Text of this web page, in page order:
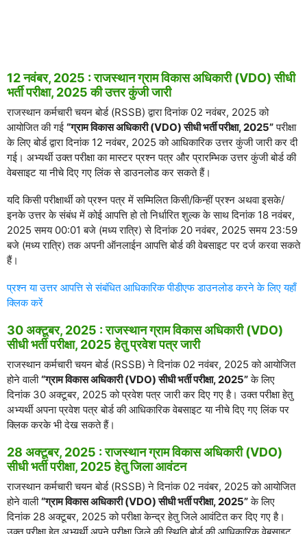
12 नवंबर, 2025 : राजस्थान ग्राम विकास अधिकारी (VDO) सीधी
भर्ती परीक्षा, 2025 की उत्तर कुंजी जारी
राजस्थान कर्मचारी चयन बोर्ड (RSSB) द्वारा दिनांक 02 नवंबर, 2025 को
आयोजित की गई “ग्राम विकास अधिकारी (VDO) सीधी भर्ती परीक्षा, 2025”परीक्षा
के लिए बोर्ड द्वारा दिनांक 12 नवंबर, 2025 को आधिकारिक उत्तर कुंजी जारी कर दी
गई। अभ्यर्थी उक्त परीक्षा का मास्टर प्रश्न पत्र और प्रारम्भिक उत्तर कुंजी बोर्ड की
वेबसाइट या नीचे दिए गए लिंक से डाउनलोड कर सकते हैं।
यदि किसी परीक्षार्थी को प्रश्न पत्र में सम्मिलित किसी/किन्हीं प्रश्न अथवा इसके/
इनके उत्तर के संबंध में कोई आपत्ति हो तो निर्धारित शुल्क के साथ दिनांक 18 नवंबर,
2025 समय 00:01 बजे (मध्य रात्रि) से दिनांक 20 नवंबर, 2025 समय 23:59
बजे (मध्य रात्रि) तक अपनी ऑनलाईन आपत्ति बोर्ड की वेबसाइट पर दर्ज करवा सकते
हैं।
प्रश्न या उत्तर आपत्ति से संबंधित आधिकारिक पीडीएफ डाउनलोड करने के लिए यहाँ
क्लिक करें
30 अक्टूबर, 2025 : राजस्थान ग्राम विकास अधिकारी (VDO)
सीधी भर्ती परीक्षा, 2025 हेतु प्रवेश पत्र जारी
राजस्थान कर्मचारी चयन बोर्ड (RSSB) ने दिनांक 02 नवंबर, 2025 को आयोजित
होने वाली“ग्राम विकास अधिकारी (VDO) सीधी भर्ती परीक्षा, 2025”के लिए
दिनांक 30 अक्टूबर, 2025 को प्रवेश पत्र जारी कर दिए गए है। उक्त परीक्षा हेतु
अभ्यर्थी अपना प्रवेश पत्र बोर्ड की आधिकारिक वेबसाइट या नीचे दिए गए लिंक पर
क्लिक करके भी देख सकते हैं।
28 अक्टूबर, 2025 : राजस्थान ग्राम विकास अधिकारी (VDO)
सीधी भर्ती परीक्षा, 2025 हेतु जिला आवंटन
राजस्थान कर्मचारी चयन बोर्ड (RSSB) ने दिनांक 02 नवंबर, 2025 को आयोजित
होने वाली“ग्राम विकास अधिकारी (VDO) सीधी भर्ती परीक्षा, 2025”के लिए
दिनांक 28 अक्टूबर, 2025 को परीक्षा केन्द्र हेतु जिले आवंटित कर दिए गए है।